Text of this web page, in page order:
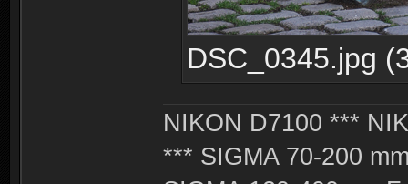
DSC_0345.jpg
NIKON D7100 ***
*** SIGMA 70-200